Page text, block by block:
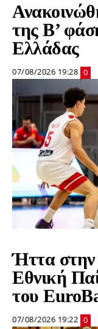
της Β’
Ελλάδας
07/08/2026 19:28 0
Ήττα στην
Εθνική
του
07/08/2026 19:22 0